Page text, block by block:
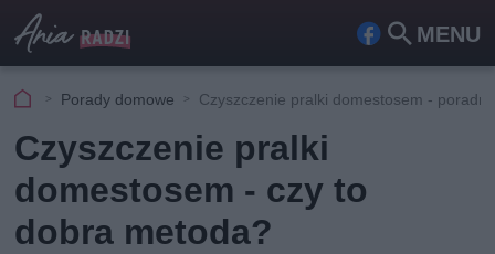
MENU
Fa
ook
Szu
Porady domowe Czyszczenie pralki domestosem -
Czyszczenie pralki
domestosem - czy to
dobra metoda?